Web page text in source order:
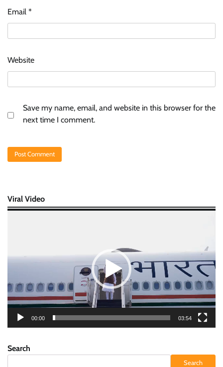
Email *
Website
Save my name, email, and website in this browser for the
next time I comment.
Viral Video
00:00 03:54
Search
Search